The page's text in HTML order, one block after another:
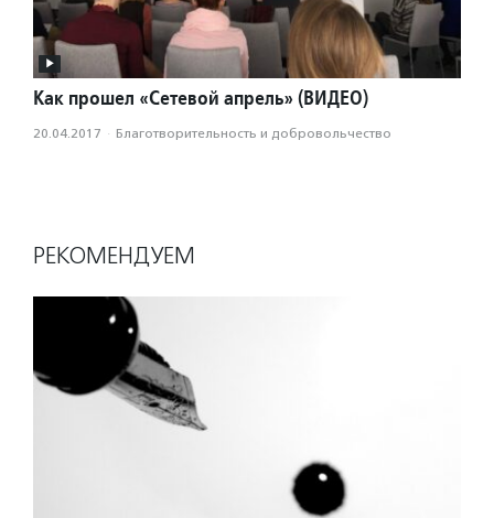
Как прошел «Сетевой апрель» (ВИДЕО)
20.04.2017 · Благотвори­тель­ность и доброволь­чест­во
РЕКОМЕНДУЕМ